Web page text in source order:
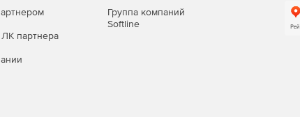
партнера
Группа компаний
Softline